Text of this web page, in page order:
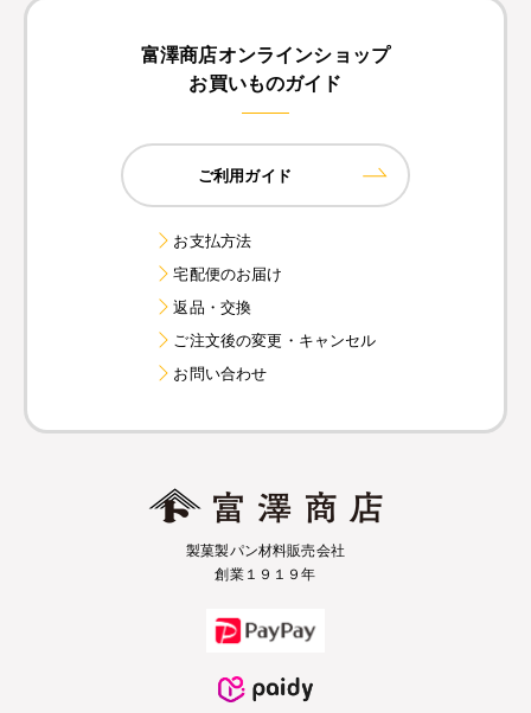
富澤商店オンラインショップ
お買いものガイド
ご利用ガイド
お支払方法
宅配便のお届け
返品・交換
ご注文後の変更・キャンセル
お問い合わせ
製菓製パン材料販売会社
創業１９１９年